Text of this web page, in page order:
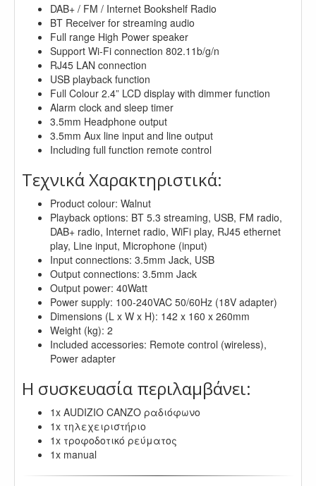
DAB+ / FM / Internet Bookshelf Radio
BT Receiver for streaming audio
Full range High Power speaker
Support Wi-Fi connection 802.11b/g/n
RJ45 LAN connection
USB playback function
Full Colour 2.4” LCD display with dimmer function
Alarm clock and sleep timer
3.5mm Headphone output
3.5mm Aux line input and line output
Including full function remote control
Τεχνικά Χαρακτηριστικά:
Product colour: Walnut
Playback options: BT 5.3 streaming, USB, FM radio,
DAB+ radio, Internet radio, WiFi play, RJ45 ethernet
play, Line input, Microphone (input)
Input connections: 3.5mm Jack, USB
Output connections: 3.5mm Jack
Output power: 40Watt
Power supply: 100-240VAC 50/60Hz (18V adapter)
Dimensions (L x W x H): 142 x 160 x 260mm
Weight (kg): 2
Included accessories: Remote control (wireless),
Power adapter
Η συσκευασία περιλαμβάνει:
1x AUDIZIO CANZO ραδιόφωνο
1x τηλεχειριστήριο
1x τροφοδοτικό ρεύματος
1x manual